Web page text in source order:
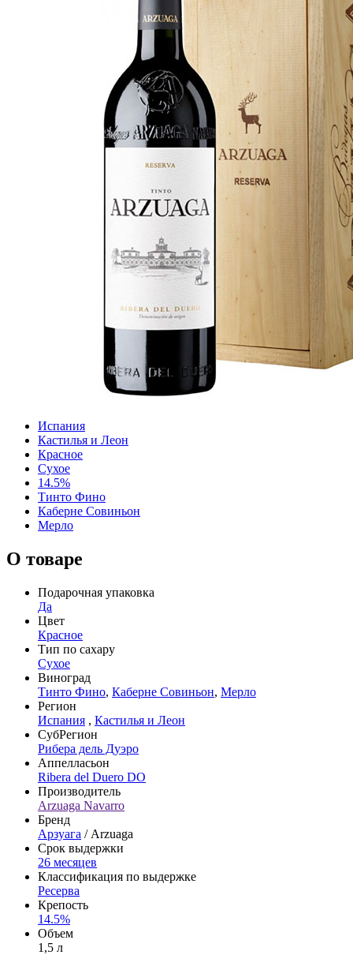
Испания
Кастилья и Леон
Красное
Сухое
14.5%
Тинто Фино
Каберне Совиньон
Мерло
О товаре
Подарочная упаковка
Да
Цвет
Красное
Тип по сахару
Сухое
Виноград
Тинто Фино, Каберне Совиньон, Мерло
Регион
Испания , Кастилья и Леон
СубРегион
Рибера дель Дуэро
Аппелласьон
Ribera del Duero DO
Производитель
Arzuaga Navarro
Бренд
Арзуага / Arzuaga
Срок выдержки
26 месяцев
Классификация по выдержке
Ресерва
Крепость
14.5%
Объем
1,5 л